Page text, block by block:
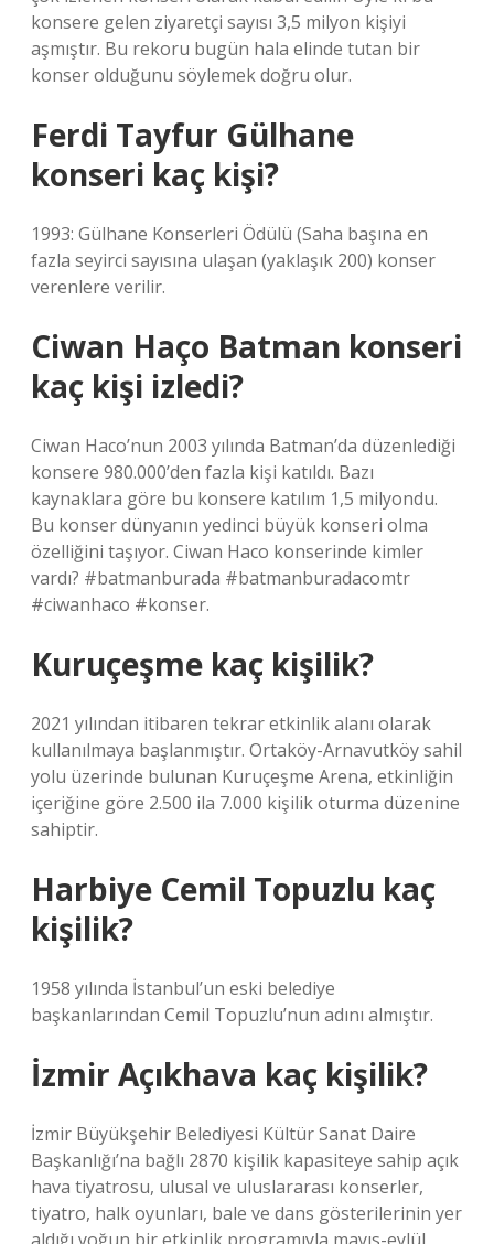
konsere gelen ziyaretçi sayısı 3,5 milyon kişiyi
aşmıştır. Bu rekoru bugün hala elinde tutan bir
konser olduğunu söylemek doğru olur.
Ferdi Tayfur Gülhane
konseri kaç kişi?
1993: Gülhane Konserleri Ödülü (Saha başına en
fazla seyirci sayısına ulaşan (yaklaşık 200) konser
verenlere verilir.
Ciwan Haço Batman konseri
kaç kişi izledi?
Ciwan Haco’nun 2003 yılında Batman’da düzenlediği
konsere 980.000’den fazla kişi katıldı. Bazı
kaynaklara göre bu konsere katılım 1,5 milyondu.
Bu konser dünyanın yedinci büyük konseri olma
özelliğini taşıyor. Ciwan Haco konserinde kimler
vardı? #batmanburada #batmanburadacomtr
#ciwanhaco #konser.
Kuruçeşme kaç kişilik?
2021 yılından itibaren tekrar etkinlik alanı olarak
kullanılmaya başlanmıştır. Ortaköy-Arnavutköy sahil
yolu üzerinde bulunan Kuruçeşme Arena, etkinliğin
içeriğine göre 2.500 ila 7.000 kişilik oturma düzenine
sahiptir.
Harbiye Cemil Topuzlu kaç
kişilik?
1958 yılında İstanbul’un eski belediye
başkanlarından Cemil Topuzlu’nun adını almıştır.
İzmir Açıkhava kaç kişilik?
İzmir Büyükşehir Belediyesi Kültür Sanat Daire
Başkanlığı’na bağlı 2870 kişilik kapasiteye sahip açık
hava tiyatrosu, ulusal ve uluslararası konserler,
tiyatro, halk oyunları, bale ve dans gösterilerinin yer